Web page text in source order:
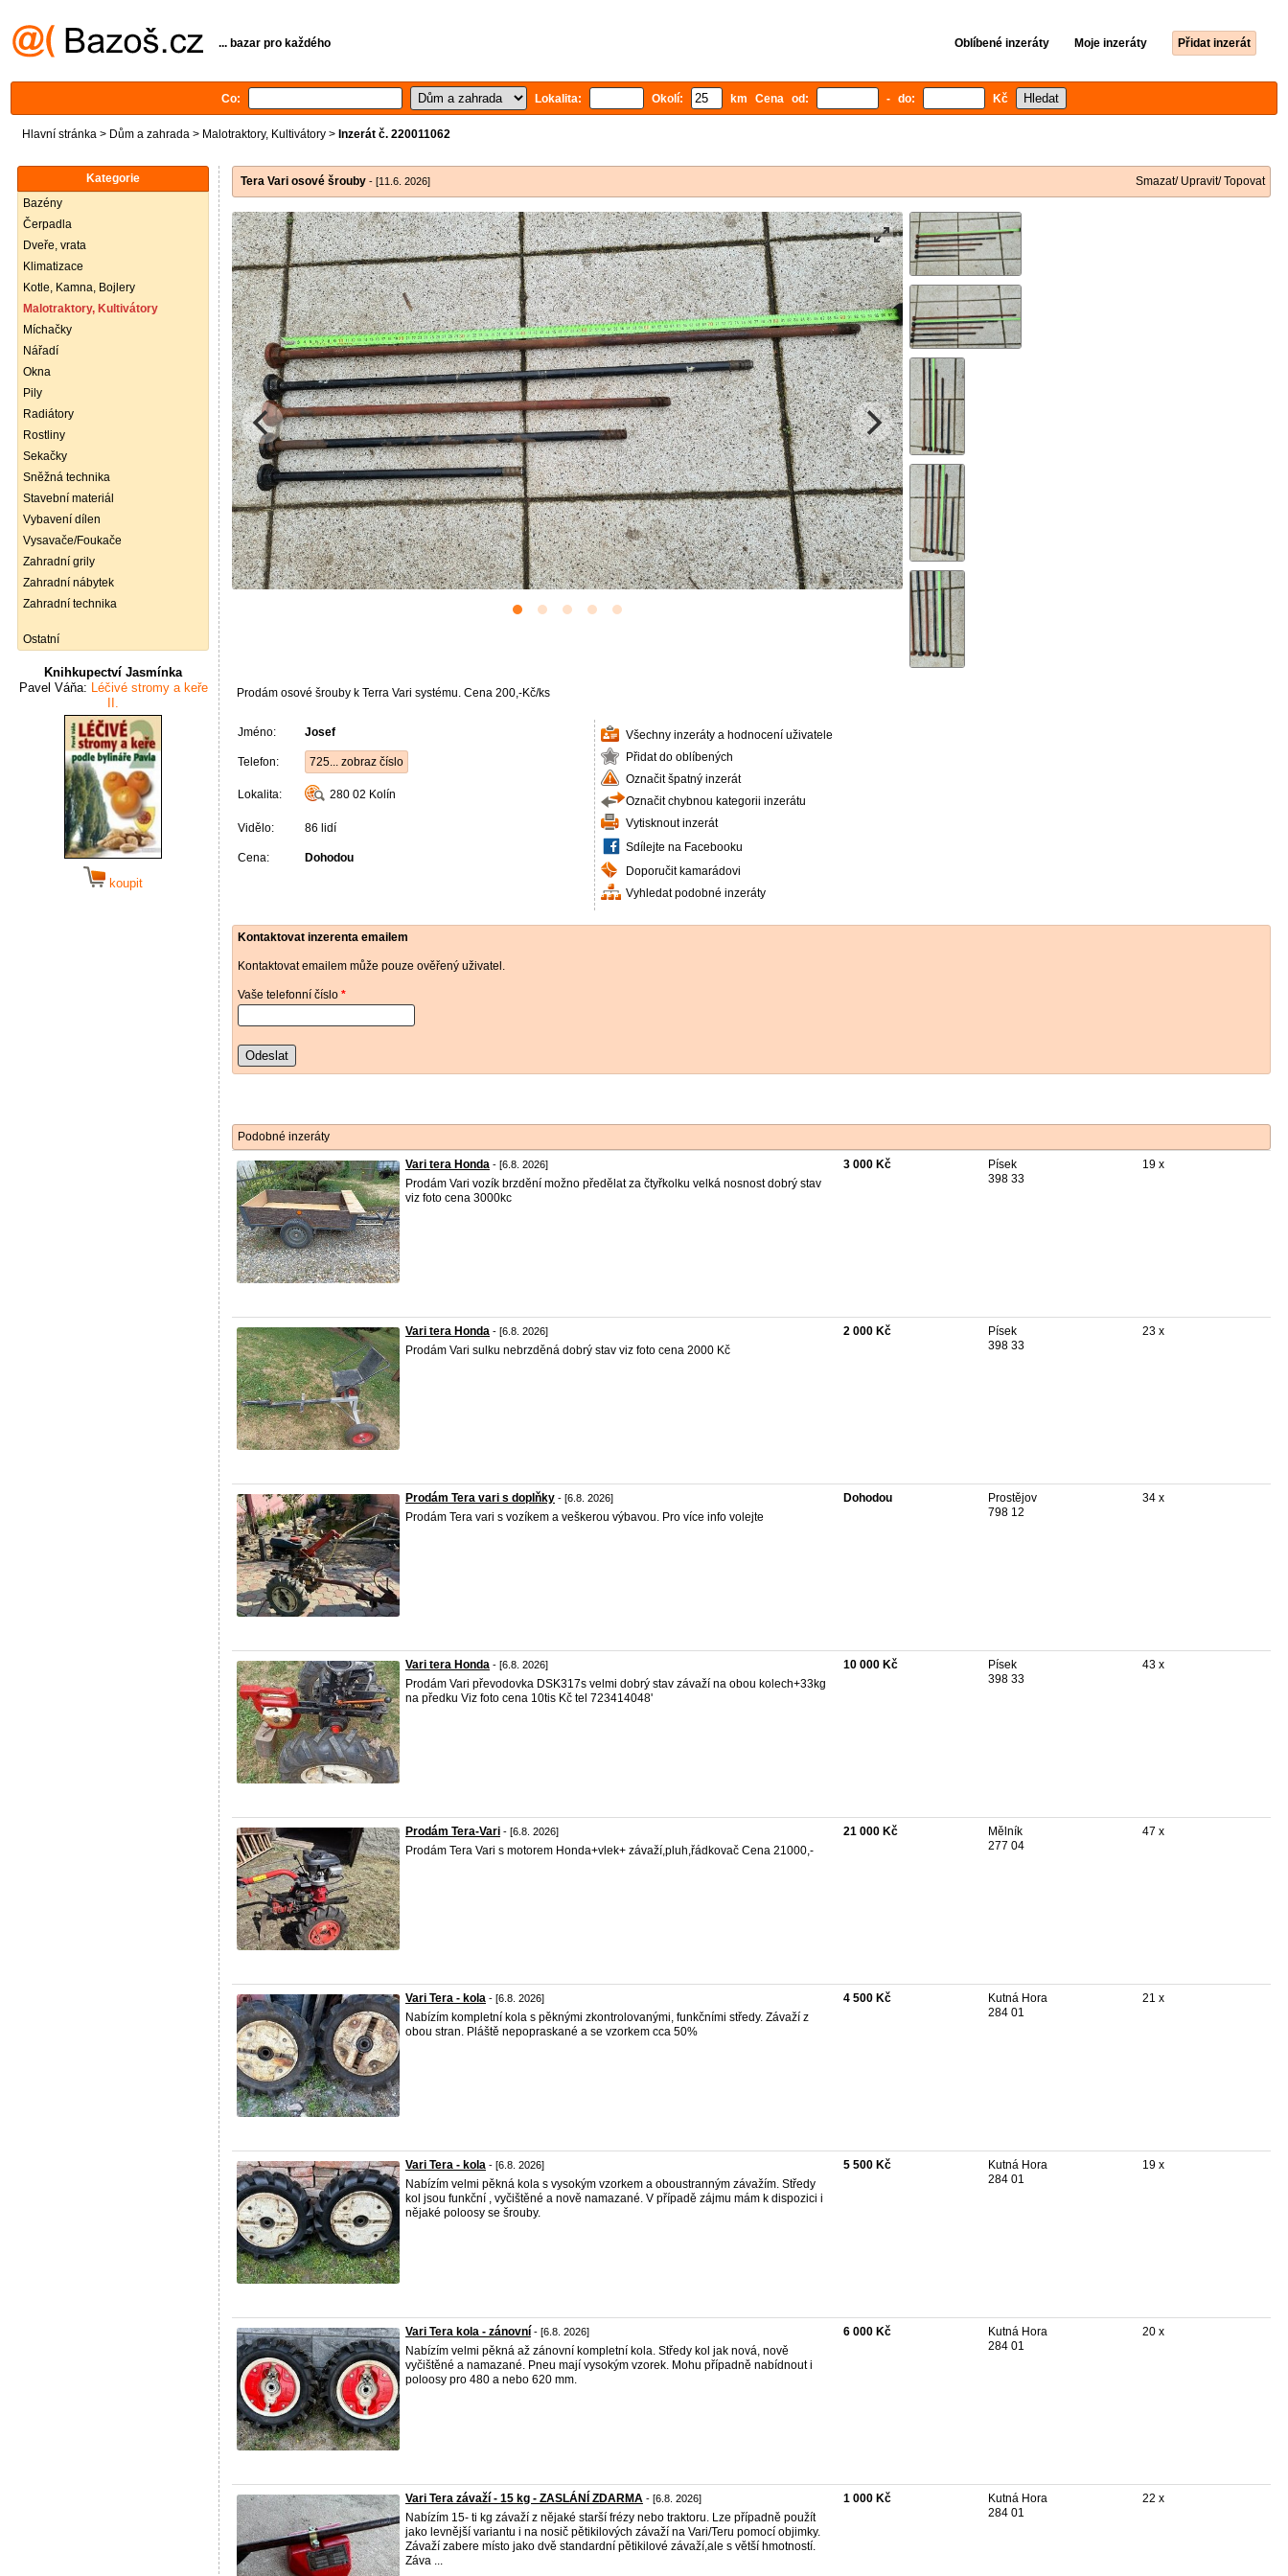
... bazar pro každého Oblíbené inzeráty Moje inzeráty Přidat inzerát
Co: Lokalita: Okolí: km Cena od: - do: Kč
Hlavní stránka > Dům a zahrada > Malotraktory, Kultivátory > Inzerát č. 220011062
Kategorie
Bazény
Čerpadla
Dveře, vrata
Klimatizace
Kotle, Kamna, Bojlery
Malotraktory, Kultivátory
Míchačky
Nářadí
Okna
Pily
Radiátory
Rostliny
Sekačky
Sněžná technika
Stavební materiál
Vybavení dílen
Vysavače/Foukače
Zahradní grily
Zahradní nábytek
Zahradní technika
Ostatní
Knihkupectví Jasmínka
Pavel Váňa: Léčivé stromy a keře
II.
koupit
Tera Vari osové šrouby - [11.6. 2026] Smazat/ Upravit/ Topovat
Prodám osové šrouby k Terra Vari systému. Cena 200,-Kč/ks
Jméno: Josef
Telefon: 725... zobraz číslo
Lokalita: 280 02 Kolín
Vidělo: 86 lidí
Cena: Dohodou
Všechny inzeráty a hodnocení uživatele
Přidat do oblíbených
Označit špatný inzerát
Označit chybnou kategorii inzerátu
Vytisknout inzerát
Sdílejte na Facebooku
Doporučit kamarádovi
Vyhledat podobné inzeráty
Kontaktovat inzerenta emailem
Kontaktovat emailem může pouze ověřený uživatel.
Vaše telefonní číslo *
Odeslat
Podobné inzeráty
Vari tera Honda - [6.8. 2026]
Prodám Vari vozík brzdění možno předělat za čtyřkolku velká nosnost dobrý stav
viz foto cena 3000kc
3 000 Kč
Písek
398 33
19 x
Vari tera Honda - [6.8. 2026]
Prodám Vari sulku nebrzděná dobrý stav viz foto cena 2000 Kč
2 000 Kč
Písek
398 33
23 x
Prodám Tera vari s doplňky - [6.8. 2026]
Prodám Tera vari s vozíkem a veškerou výbavou. Pro více info volejte
Dohodou
Prostějov
798 12
34 x
Vari tera Honda - [6.8. 2026]
Prodám Vari převodovka DSK317s velmi dobrý stav závaží na obou kolech+33kg
na předku Viz foto cena 10tis Kč tel 723414048'
10 000 Kč
Písek
398 33
43 x
Prodám Tera-Vari - [6.8. 2026]
Prodám Tera Vari s motorem Honda+vlek+ závaží,pluh,řádkovač Cena 21000,-
21 000 Kč
Mělník
277 04
47 x
Vari Tera - kola - [6.8. 2026]
Nabízím kompletní kola s pěknými zkontrolovanými, funkčními středy. Závaží z
obou stran. Pláště nepopraskané a se vzorkem cca 50%
4 500 Kč
Kutná Hora
284 01
21 x
Vari Tera - kola - [6.8. 2026]
Nabízím velmi pěkná kola s vysokým vzorkem a oboustranným závažím. Středy
kol jsou funkční , vyčištěné a nově namazané. V případě zájmu mám k dispozici i
nějaké poloosy se šrouby.
5 500 Kč
Kutná Hora
284 01
19 x
Vari Tera kola - zánovní - [6.8. 2026]
Nabízím velmi pěkná až zánovní kompletní kola. Středy kol jak nová, nově
vyčištěné a namazané. Pneu mají vysokým vzorek. Mohu případně nabídnout i
poloosy pro 480 a nebo 620 mm.
6 000 Kč
Kutná Hora
284 01
20 x
Vari Tera závaží - 15 kg - ZASLÁNÍ ZDARMA - [6.8. 2026]
Nabízím 15- ti kg závaží z nějaké starší frézy nebo traktoru. Lze případně použít
jako levnější variantu i na nosič pětikilových závaží na Vari/Teru pomocí objimky.
Závaží zabere místo jako dvě standardní pětikilové závaží,ale s větší hmotností.
Záva ...
1 000 Kč
Kutná Hora
284 01
22 x